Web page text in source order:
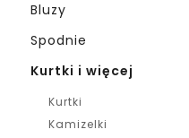
Bluzy
Spodnie
Kurtki i więcej
Kurtki
Kamizelki